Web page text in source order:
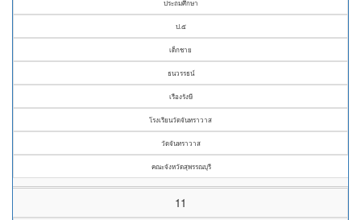
ประถมศึกษา
ป.๕
เด็กชาย
ธนวรรธน์
เรืองรังษี
โรงเรียนวัดจันทราวาส
วัดจันทราวาส
คณะจังหวัดสุพรรณบุรี
11